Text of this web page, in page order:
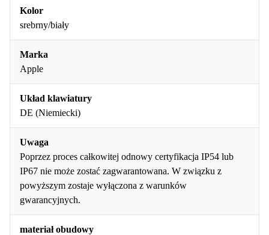
Kolor
srebrny/biały
Marka
Apple
Układ klawiatury
DE (Niemiecki)
Uwaga
Poprzez proces całkowitej odnowy certyfikacja IP54 lub
IP67 nie może zostać zagwarantowana. W związku z
powyższym zostaje wyłączona z warunków
gwarancyjnych.
materiał obudowy